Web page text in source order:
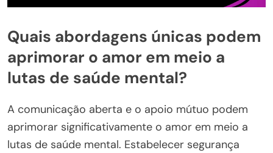
Quais abordagens únicas podem
aprimorar o amor em meio a
lutas de saúde mental?
A comunicação aberta e o apoio mútuo podem
aprimorar significativamente o amor em meio a
lutas de saúde mental. Estabelecer segurança